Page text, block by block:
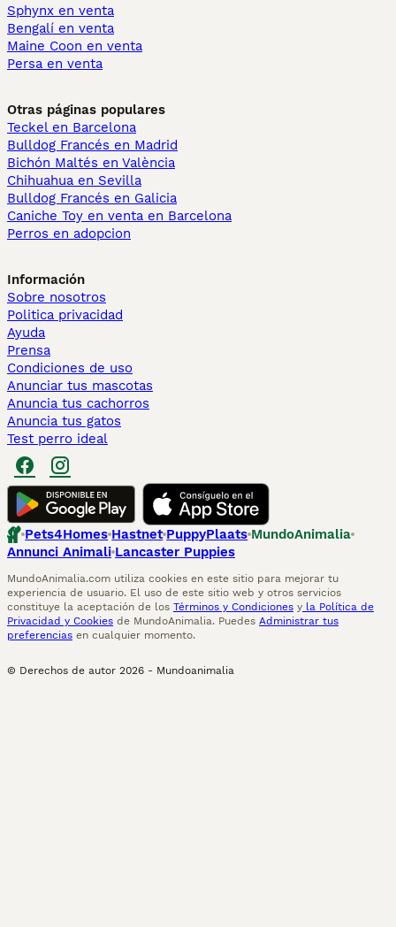
Sphynx en venta
Bengalí en venta
Maine Coon en venta
Persa en venta
Otras páginas populares
Teckel en Barcelona
Bulldog Francés en Madrid
Bichón Maltés en València
Chihuahua en Sevilla
Bulldog Francés en Galicia
Caniche Toy en venta en Barcelona
Perros en adopcion
Información
Sobre nosotros
Politica privacidad
Ayuda
Prensa
Condiciones de uso
Anunciar tus mascotas
Anuncia tus cachorros
Anuncia tus gatos
Test perro ideal
Pets4Homes Hastnet PuppyPlaats MundoAnimalia
Annunci Animali Lancaster Puppies
MundoAnimalia.com utiliza cookies en este sitio para mejorar tu
experiencia de usuario. El uso de este sitio web y otros servicios
constituye la aceptación de los Términos y Condiciones y la Política de
Privacidad y Cookies de MundoAnimalia. Puedes Administrar tus
preferencias en cualquier momento.
© Derechos de autor 2026 - Mundoanimalia